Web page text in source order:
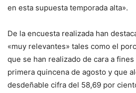
en esta supuesta temporada alta».
De la encuesta realizada han
«muy relevantes» tales como el
que se han realizado de cara a
primera quincena de agosto y que
desdeñable cifra del 58,69 por